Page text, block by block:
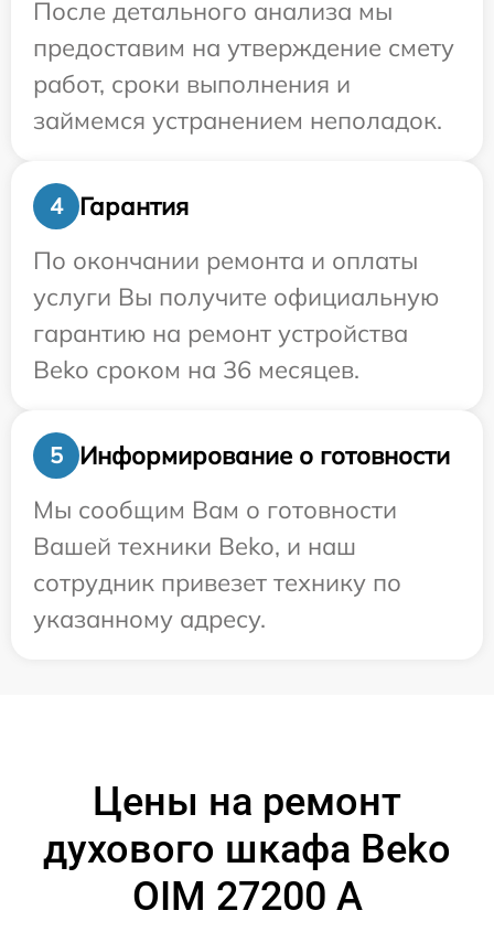
После детального анализа мы
предоставим на утверждение смету
работ, сроки выполнения и
займемся устранением неполадок.
4
Гарантия
По окончании ремонта и оплаты
услуги Вы получите официальную
гарантию на ремонт устройства
Beko сроком на 36 месяцев.
5
Информирование о готовности
Мы сообщим Вам о готовности
Вашей техники Beko, и наш
сотрудник привезет технику по
указанному адресу.
Цены на ремонт
духового шкафа Beko
OIM 27200 A